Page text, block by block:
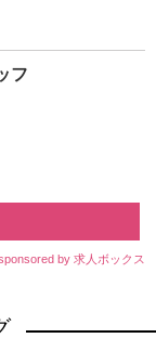
フ
by 求人ボックス